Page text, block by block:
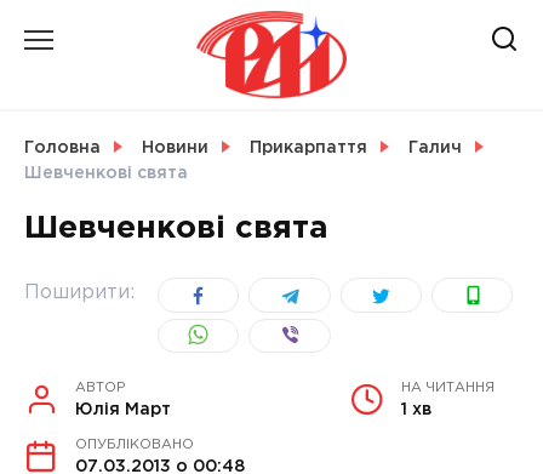
УКРАЇНА
Головна Новини Прикарпаття
Галич
Шевченкові свята
Шевченкові свята
Поширити:
АВТОР
Юлія Март
НА ЧИТАННЯ
1 хв
ОПУБЛІКОВАНО
07.03.2013 о 00:48